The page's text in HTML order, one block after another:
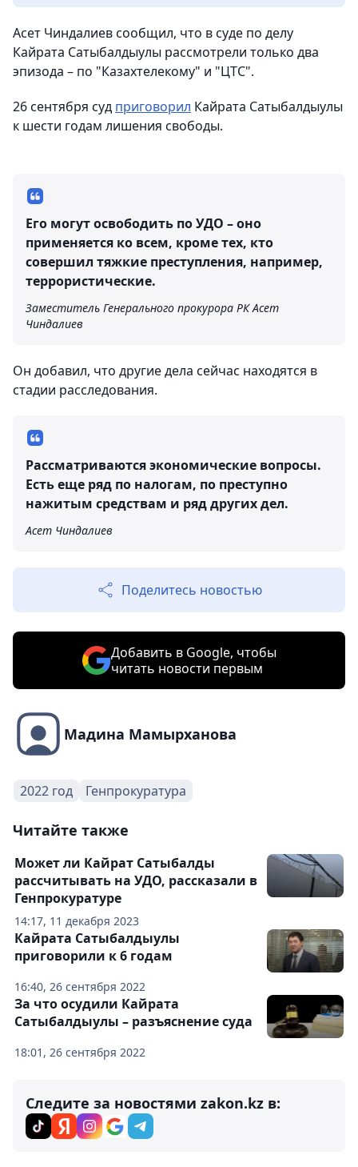
Асет Чиндалиев сообщил, что в суде по делу
Кайрата Сатыбалдыулы рассмотрели только два
эпизода – по "Казахтелекому" и "ЦТС".
26 сентября суд приговорил Кайрата Сатыбалдыулы
к шести годам лишения свободы.
Его могут освободить по УДО – оно
применяется ко всем, кроме тех, кто
совершил тяжкие преступления, например,
террористические.
Заместитель Генерального прокурора РК Асет
Чиндалиев
Он добавил, что другие дела сейчас находятся в
стадии расследования.
Рассматриваются экономические вопросы.
Есть еще ряд по налогам, по преступно
нажитым средствам и ряд других дел.
Асет Чиндалиев
Поделитесь новостью
Добавить в Google, чтобы
читать новости первым
Мадина Мамырханова
2022 год Генпрокуратура
Читайте также
14:17, 11 декабря 2023
Может ли Кайрат Сатыбалды
рассчитывать на УДО, рассказали в
Генпрокуратуре
16:40, 26 сентября 2022
Кайрата Сатыбалдыулы
приговорили к 6 годам
18:01, 26 сентября 2022
За что осудили Кайрата
Сатыбалдыулы – разъяснение суда
Следите за новостями zakon.kz в: